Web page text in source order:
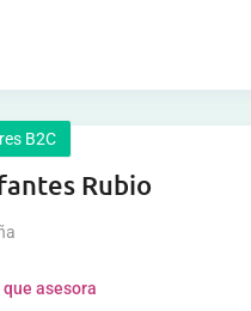
B2C
Rubio
asesora